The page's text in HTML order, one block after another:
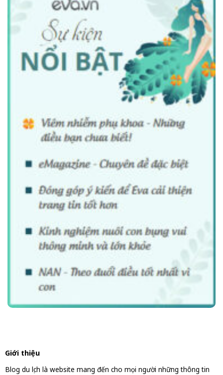
Giới thiệu
Blog du lịch là website mang đến cho mọi người những thông tin